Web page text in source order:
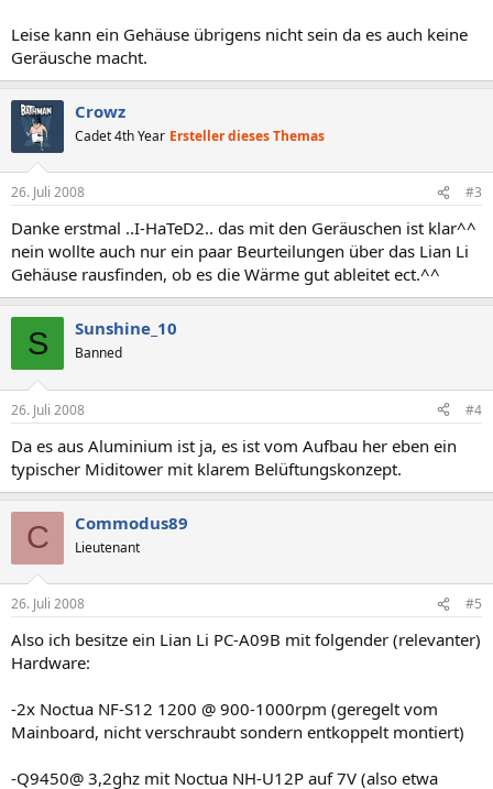
Leise kann ein Gehäuse übrigens nicht sein da es auch keine
Geräusche macht.
Crowz
Cadet 4th Year Ersteller dieses Themas
26. Juli 2008 #3
Danke erstmal ..I-HaTeD2.. das mit den Geräuschen ist klar^^
nein wollte auch nur ein paar Beurteilungen über das Lian Li
Gehäuse rausfinden, ob es die Wärme gut ableitet ect.^^
S Sunshine_10
Banned
26. Juli 2008 #4
Da es aus Aluminium ist ja, es ist vom Aufbau her eben ein
typischer Miditower mit klarem Belüftungskonzept.
C Commodus89
Lieutenant
26. Juli 2008 #5
Also ich besitze ein Lian Li PC-A09B mit folgender (relevanter)
Hardware:
-2x Noctua NF-S12 1200 @ 900-1000rpm (geregelt vom
Mainboard, nicht verschraubt sondern entkoppelt montiert)
-Q9450@ 3,2ghz mit Noctua NH-U12P auf 7V (also etwa